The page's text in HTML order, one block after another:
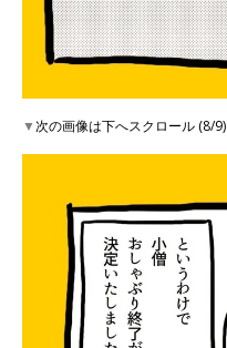
▼次の画像は下へスクロール (8/9)